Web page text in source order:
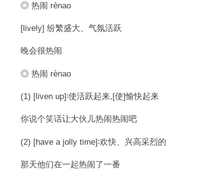
◎ 热闹 rènao
[lively] 纷繁盛大、气氛活跃
晚会很热闹
◎ 热闹 rènao
(1) [liven up]∶使活跃起来,[使]愉快起来
你说个笑话让大伙儿热闹热闹吧
(2) [have a jolly time]∶欢快、兴高采烈的
那天他们在一起热闹了一番